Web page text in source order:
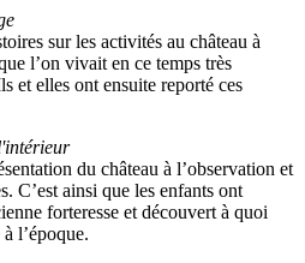
sur les activités au château à
l’on vivait en ce temps très
et elles ont ensuite reporté ces
du château à l’observation et
C’est ainsi que les enfants ont
forteresse et découvert à quoi
l’époque.